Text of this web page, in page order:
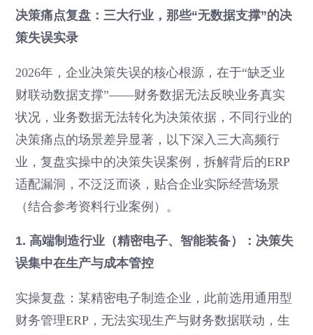
决策痛点复盘：三大行业，那些“无数据支撑”的决
策失误实录
2026年，企业决策失误的核心根源，在于“缺乏业
财联动数据支撑”——财务数据无法反映业务真实
状况，业务数据无法转化为决策依据，不同行业的
决策痛点的场景差异显著，以下深入三大高频行
业，复盘实操中的决策失误案例，拆解背后的ERP
适配漏洞，不泛泛而谈，贴合企业实际经营场景
（结合参考资料行业案例）。
1. 高端制造行业（精密电子、智能装备）：决策失
误集中在生产与成本管控
实操复盘：某精密电子制造企业，此前选用通用型
财务管理ERP，无法实现生产与财务数据联动，生